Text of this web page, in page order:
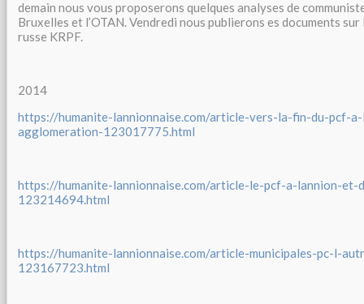
demain nous vous proposerons quelques analyses de
Bruxelles et l’OTAN. Vendredi nous publierons es documents
russe KRPF.
2014
https://humanite-lannionnaise.com/article-vers-la-fin-du-pcf-
agglomeration-123017775.html
https://humanite-lannionnaise.com/article-le-pcf-a-lannion-et-
123214694.html
https://humanite-lannionnaise.com/article-municipales-pc-l-
123167723.html